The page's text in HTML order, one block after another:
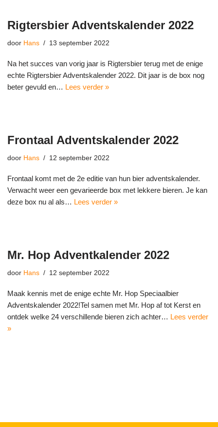
Rigtersbier Adventskalender 2022
door Hans 13 september 2022
Na het succes van vorig jaar is Rigtersbier terug met de enige
echte Rigtersbier Adventskalender 2022. Dit jaar is de box nog
beter gevuld en… Lees verder »
Frontaal Adventskalender 2022
door Hans 12 september 2022
Frontaal komt met de 2e editie van hun bier adventskalender.
Verwacht weer een gevarieerde box met lekkere bieren. Je kan
deze box nu al als… Lees verder »
Mr. Hop Adventkalender 2022
door Hans 12 september 2022
Maak kennis met de enige echte Mr. Hop Speciaalbier
Adventskalender 2022!Tel samen met Mr. Hop af tot Kerst en
ontdek welke 24 verschillende bieren zich achter… Lees verder
»